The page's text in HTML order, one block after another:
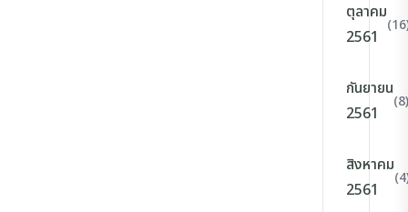
ตุลาคม
2561
กันยายน
2561
(8)
สิงหาคม
2561